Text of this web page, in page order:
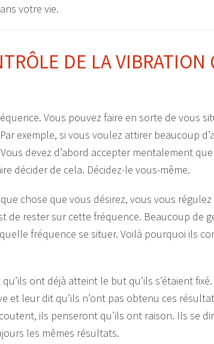
votre vie.
DE LA VIBRATION
Vous pouvez faire en sorte de vous
exemple, si vous voulez attirer beaucoup
devez d’abord accepter mentalement que
décider de cela. Décidez-le vous-même.
chose que vous désirez, vous vous
de rester sur cette fréquence. Beaucoup de
fréquence se situer. Voilà pourquoi ils
ont déjà atteint le but qu’ils s’étaient
et leur dit qu’ils n’ont pas obtenu ces
ils penseront qu’ils ont raison. Ils se
les mêmes résultats.